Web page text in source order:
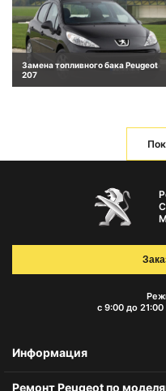
Замена топливного бака Peugeot
207
с 9:00 до 21:00
Информация
Ремонт Peugeot по